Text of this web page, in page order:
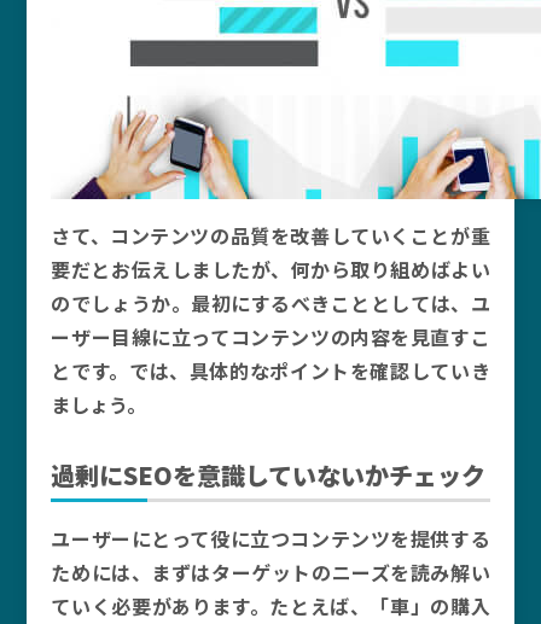
さて、コンテンツの品質を改善していくことが重
要だとお伝えしましたが、何から取り組めばよい
のでしょうか。最初にするべきこととしては、ユ
ーザー目線に立ってコンテンツの内容を見直すこ
とです。では、具体的なポイントを確認していき
ましょう。
過剰にSEOを意識していないかチェック
ユーザーにとって役に立つコンテンツを提供する
ためには、まずはターゲットのニーズを読み解い
ていく必要があります。たとえば、「車」の購入